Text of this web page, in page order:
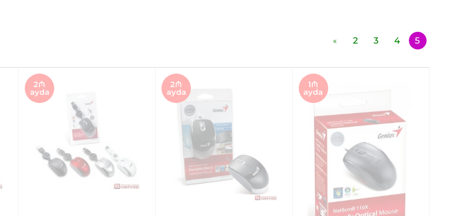
« 2 3 4 5
2₼
ayda
2₼
ayda
1₼
ayda